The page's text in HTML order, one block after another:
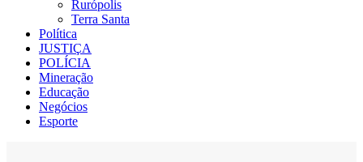
Rurópolis
Terra Santa
Política
JUSTIÇA
POLÍCIA
Mineração
Educação
Negócios
Esporte